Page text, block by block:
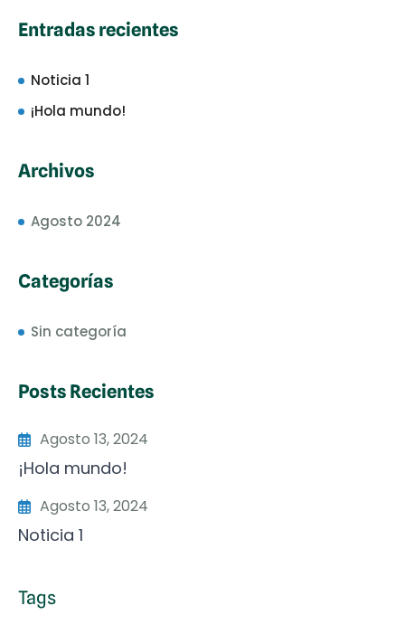
Entradas recientes
Noticia 1
¡Hola mundo!
Archivos
Agosto 2024
Categorías
Sin categoría
Posts Recientes
Agosto 13, 2024
¡Hola mundo!
Agosto 13, 2024
Noticia 1
Tags